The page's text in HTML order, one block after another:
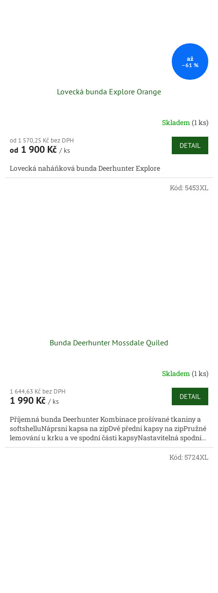
až
–61 %
Lovecká bunda Explore Orange
Skladem (1 ks)
od 1 570,25 Kč bez DPH
od 1 900 Kč / ks
DETAIL
Lovecká naháňková bunda Deerhunter Explore
Bunda Deerhunter Mossdale Quiled
Skladem (1 ks)
1 644,63 Kč bez DPH
1 990 Kč / ks
DETAIL
Příjemná bunda Deerhunter Kombinace prošívané tkaniny a
softshelluNáprsní kapsa na zipDvě přední kapsy na zipPružné
lemování u krku a ve spodní části kapsyNastavitelná spodní...
Kód:5453XL
Kód:5724XL